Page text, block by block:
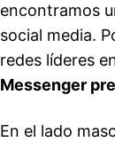
encontramos
social media.
redes líderes
Messenger
En el lado